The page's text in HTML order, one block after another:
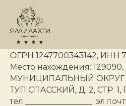
ПОЛИТИКА
(COOKIE)
ООО «ЯМИЛАХТИ»
ОГРН 1247700343142, ИНН
Место нахождения:
МУНИЦИПАЛЬНЫЙ ОКРУГ
ТУП СПАССКИЙ, Д. 2, СТР.
тел._________________;